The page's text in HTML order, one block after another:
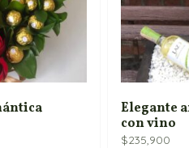
Elegante
con vino
$235,900